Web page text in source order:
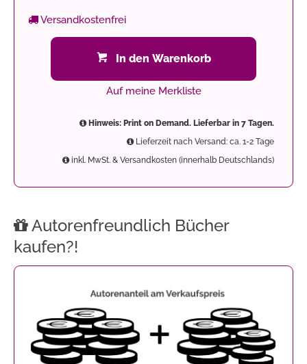
Versandkostenfrei
In den Warenkorb
Auf meine Merkliste
Hinweis: Print on Demand. Lieferbar in 7 Tagen.
Lieferzeit nach Versand: ca. 1-2 Tage
inkl. MwSt. & Versandkosten (innerhalb Deutschlands)
Autorenfreundlich Bücher
kaufen?!